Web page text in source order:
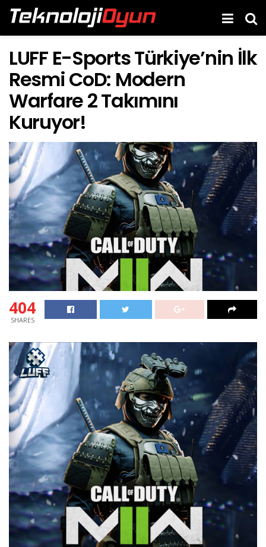
LUFF E-Sports Türkiye’nin İlk
Resmi CoD: Modern
Warfare 2 Takımını
Kuruyor!
404
SHARES